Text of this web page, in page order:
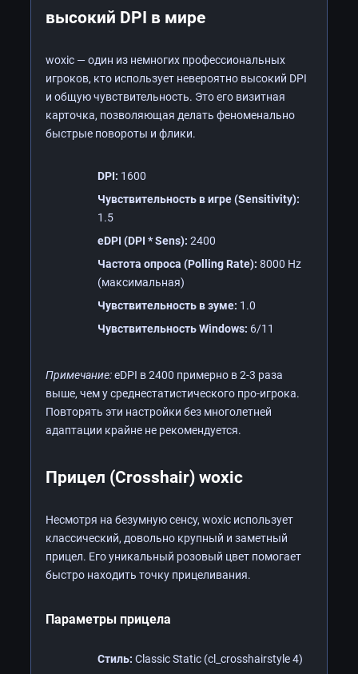
высокий DPI в мире
woxic — один из немногих профессиональных
игроков, кто использует невероятно высокий DPI
и общую чувствительность. Это его визитная
карточка, позволяющая делать феноменально
быстрые повороты и флики.
DPI: 1600
Чувствительность в игре (Sensitivity):
1.5
eDPI (DPI * Sens): 2400
Частота опроса (Polling Rate): 8000 Hz
(максимальная)
Чувствительность в зуме: 1.0
Чувствительность Windows: 6/11
Примечание:eDPI в 2400 примерно в 2-3 раза
выше, чем у среднестатистического про-игрока.
Повторять эти настройки без многолетней
адаптации крайне не рекомендуется.
Прицел (Crosshair) woxic
Несмотря на безумную сенсу, woxic использует
классический, довольно крупный и заметный
прицел. Его уникальный розовый цвет помогает
быстро находить точку прицеливания.
Параметры прицела
Стиль: Classic Static (cl_crosshairstyle 4)